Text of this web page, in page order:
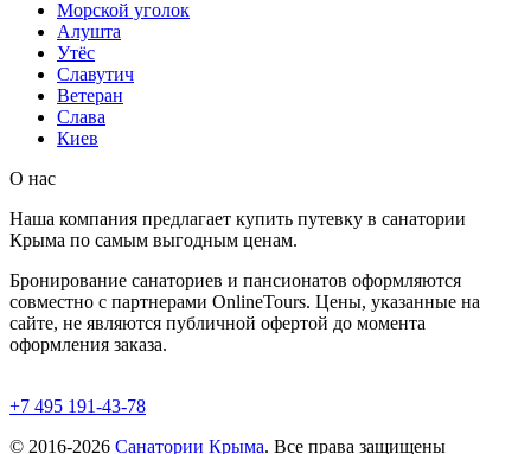
Морской уголок
Алушта
Утёс
Славутич
Ветеран
Слава
Киев
О нас
Наша компания предлагает купить путевку в санатории
Крыма по самым выгодным ценам.
Бронирование санаториев и пансионатов оформляются
совместно с партнерами OnlineTours. Цены, указанные на
сайте, не являются публичной офертой до момента
оформления заказа.
+7 495 191-43-78
© 2016-2026 Санатории Крыма. Все права защищены